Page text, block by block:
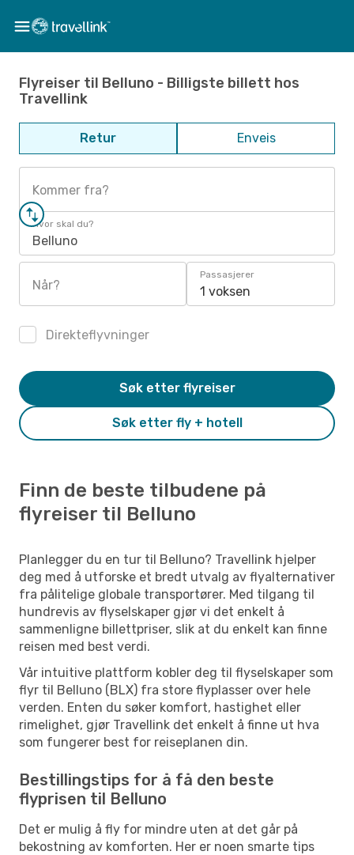
Flyreiser til Belluno - Billigste billett hos
Travellink
Retur Enveis
Kommer fra?
Hvor skal du?
Belluno
Når?
Passasjerer
1 voksen
Direkteflyvninger
Søk etter fly + hotell
Søk etter flyreiser
Finn de beste tilbudene på
flyreiser til Belluno
Planlegger du en tur til Belluno? Travellink hjelper
deg med å utforske et bredt utvalg av flyalternativer
fra pålitelige globale transportører. Med tilgang til
hundrevis av flyselskaper gjør vi det enkelt å
sammenligne billettpriser, slik at du enkelt kan finne
reisen med best verdi.
Vår intuitive plattform kobler deg til flyselskaper som
flyr til Belluno (BLX) fra store flyplasser over hele
verden. Enten du søker komfort, hastighet eller
rimelighet, gjør Travellink det enkelt å finne ut hva
som fungerer best for reiseplanen din.
Bestillingstips for å få den beste
flyprisen til Belluno
Det er mulig å fly for mindre uten at det går på
bekostning av komforten. Her er noen smarte tips